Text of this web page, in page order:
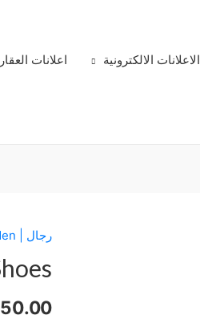
الاعلانات الالكترونية اعلانات
رجال | Men
كمية
Green